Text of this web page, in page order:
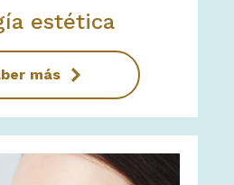
estética
más